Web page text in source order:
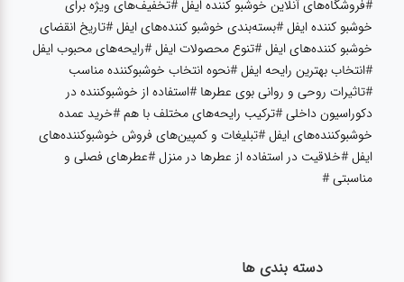
#فروشگاه‌های آنلاین خوشبو کننده ایفل #تخفیف‌های ویژه برای
خوشبو کننده ایفل #بسته‌بندی خوشبو کننده‌های ایفل #تاریخ انقضای
خوشبو کننده‌های ایفل #تنوع محصولات ایفل #رایحه‌های محبوب ایفل
#انتخاب بهترین رایحه ایفل #نحوه انتخاب خوشبوکننده مناسب
#تاثیرات روحی و روانی بوی عطرها #استفاده از خوشبوکننده در
دکوراسیون داخلی #ترکیب رایحه‌های مختلف با هم #خرید عمده
خوشبوکننده‌های ایفل #تبلیغات و کمپین‌های فروش خوشبوکننده‌های
ایفل #خلاقیت در استفاده از عطرها در منزل #عطرهای فصلی و
مناسبتی #
دسته بندی ها